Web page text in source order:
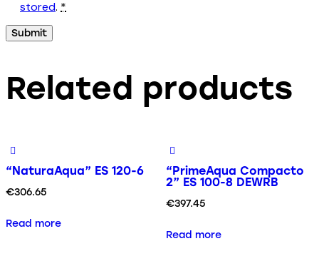
stored. *
Related products
“NaturaAqua” ES 120-6
€306.65
Read more
“PrimeAqua Compacto
2” ES 100-8 DEWRB
€397.45
Read more